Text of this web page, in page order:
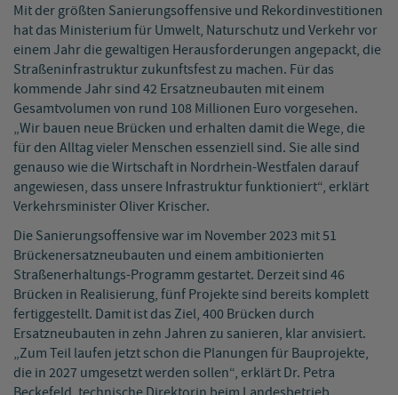
Mit der größten Sanierungsoffensive und Rekordinvestitionen
hat das Ministerium für Umwelt, Naturschutz und Verkehr vor
einem Jahr die gewaltigen Herausforderungen angepackt, die
Straßeninfrastruktur zukunftsfest zu machen. Für das
kommende Jahr sind 42 Ersatzneubauten mit einem
Gesamtvolumen von rund 108 Millionen Euro vorgesehen.
„Wir bauen neue Brücken und erhalten damit die Wege, die
für den Alltag vieler Menschen essenziell sind. Sie alle sind
genauso wie die Wirtschaft in Nordrhein-Westfalen darauf
angewiesen, dass unsere Infrastruktur funktioniert“, erklärt
Verkehrsminister Oliver Krischer.
Die Sanierungsoffensive war im November 2023 mit 51
Brückenersatzneubauten und einem ambitionierten
Straßenerhaltungs-Programm gestartet. Derzeit sind 46
Brücken in Realisierung, fünf Projekte sind bereits komplett
fertiggestellt. Damit ist das Ziel, 400 Brücken durch
Ersatzneubauten in zehn Jahren zu sanieren, klar anvisiert.
„Zum Teil laufen jetzt schon die Planungen für Bauprojekte,
die in 2027 umgesetzt werden sollen“, erklärt Dr. Petra